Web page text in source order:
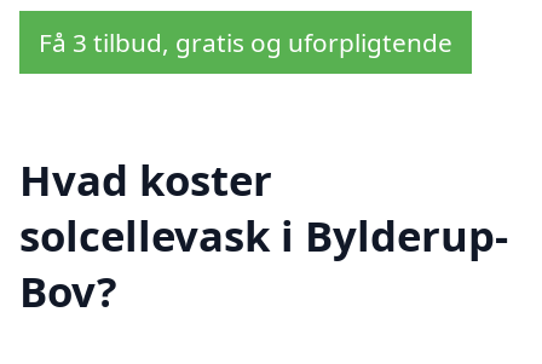
Få 3 tilbud, gratis og uforpligtende
Hvad koster
solcellevask i Bylderup-
Bov?